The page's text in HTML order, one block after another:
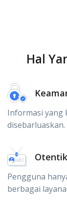
Hal
Informasi yang
disebarluaskan.
Pengguna
berbagai